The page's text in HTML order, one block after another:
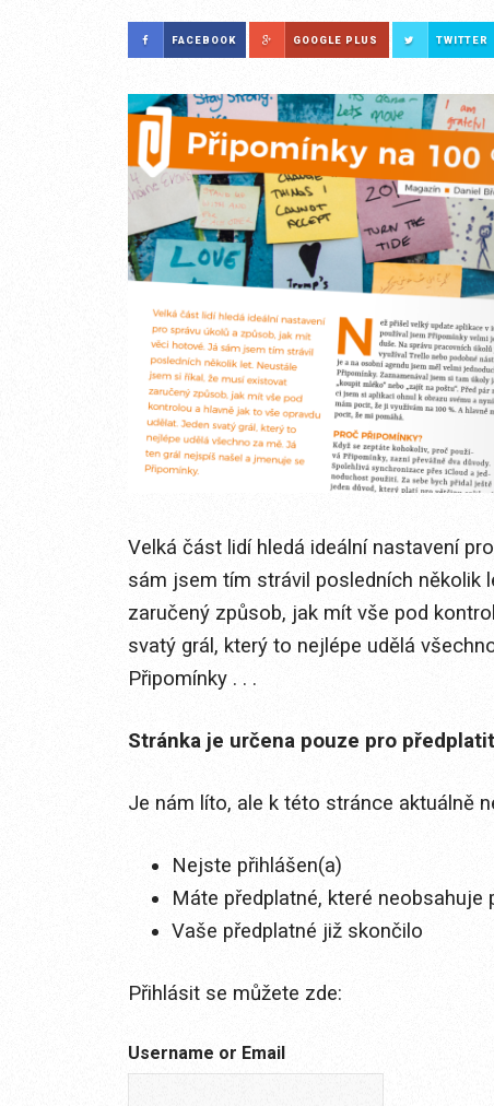
FACEBOOK GOOGLE PLUS TWITTER
Velká část lidí hledá ideální nastavení
sám jsem tím strávil posledních několik
zaručený způsob, jak mít vše pod
svatý grál, který to nejlépe udělá
Připomínky . . .
Stránka je určena pouze pro
Je nám líto, ale k této stránce aktuálně
Nejste přihlášen(a)
Máte předplatné, které
Vaše předplatné již skončilo
Přihlásit se můžete zde:
Username or Email